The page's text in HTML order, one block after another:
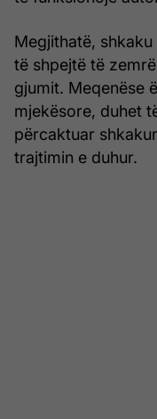
Megjithatë,
të shpejtë të
gjumit. Meqenëse
mjekësore, duhet
përcaktuar
trajtimin e duhur.